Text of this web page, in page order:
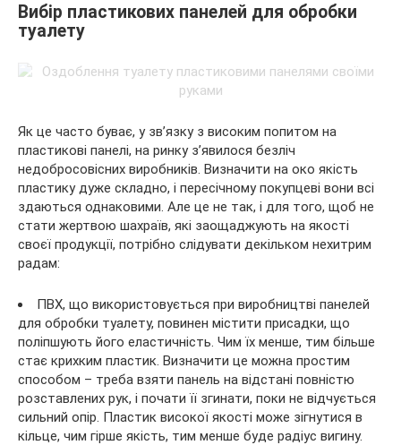
Вибір пластикових панелей для обробки
туалету
Як це часто буває, у зв’язку з високим попитом на
пластикові панелі, на ринку з’явилося безліч
недобросовісних виробників. Визначити на око якість
пластику дуже складно, і пересічному покупцеві вони всі
здаються однаковими. Але це не так, і для того, щоб не
стати жертвою шахраїв, які заощаджують на якості
своєї продукції, потрібно слідувати декільком нехитрим
радам:
ПВХ, що використовується при виробництві панелей
для обробки туалету, повинен містити присадки, що
поліпшують його еластичність. Чим їх менше, тим більше
стає крихким пластик. Визначити це можна простим
способом – треба взяти панель на відстані повністю
розставлених рук, і почати її згинати, поки не відчується
сильний опір. Пластик високої якості може зігнутися в
кільце, чим гірше якість, тим менше буде радіус вигину.